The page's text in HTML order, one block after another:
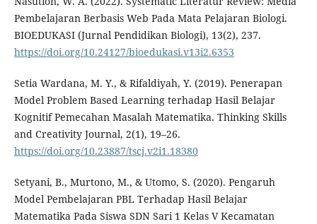
Pembelajaran Berbasis Web Pada Mata Pelajaran Biologi.
BIOEDUKASI (Jurnal Pendidikan Biologi), 13(2), 237.
https://doi.org/10.24127/bioedukasi.v13i2.6353
Setia Wardana, M. Y., & Rifaldiyah, Y. (2019). Penerapan
Model Problem Based Learning terhadap Hasil Belajar
Kognitif Pemecahan Masalah Matematika. Thinking Skills
and Creativity Journal, 2(1), 19–26.
https://doi.org/10.23887/tscj.v2i1.18380
Setyani, B., Murtono, M., & Utomo, S. (2020). Pengaruh
Model Pembelajaran PBL Terhadap Hasil Belajar
Matematika Pada Siswa SDN Sari 1 Kelas V Kecamatan